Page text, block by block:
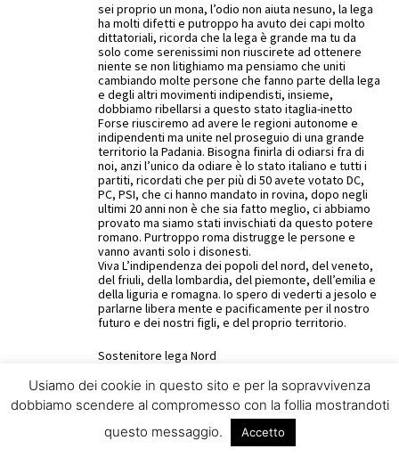
sei proprio un mona, l’odio non aiuta nesuno, la lega
ha molti difetti e putroppo ha avuto dei capi molto
dittatoriali, ricorda che la lega è grande ma tu da
solo come serenissimi non riuscirete ad ottenere
niente se non litighiamo ma pensiamo che uniti
cambiando molte persone che fanno parte della lega
e degli altri movimenti indipendisti, insieme,
dobbiamo ribellarsi a questo stato itaglia-inetto
Forse riusciremo ad avere le regioni autonome e
indipendenti ma unite nel proseguio di una grande
territorio la Padania. Bisogna finirla di odiarsi fra di
noi, anzi l’unico da odiare è lo stato italiano e tutti i
partiti, ricordati che per più di 50 avete votato DC,
PC, PSI, che ci hanno mandato in rovina, dopo negli
ultimi 20 anni non è che sia fatto meglio, ci abbiamo
provato ma siamo stati invischiati da questo potere
romano. Purtroppo roma distrugge le persone e
vanno avanti solo i disonesti.
Viva L’indipendenza dei popoli del nord, del veneto,
del friuli, della lombardia, del piemonte, dell’emilia e
della liguria e romagna. Io spero di vederti a jesolo e
parlarne libera mente e pacificamente per il nostro
futuro e dei nostri figli, e del proprio territorio.
Sostenitore lega Nord
Reply
GR 29 Aprile 2012 At 11:09 pm
Usiamo dei cookie in questo sito e per la sopravvivenza
dobbiamo scendere al compromesso con la follia mostrandoti
questo messaggio.
Accetto